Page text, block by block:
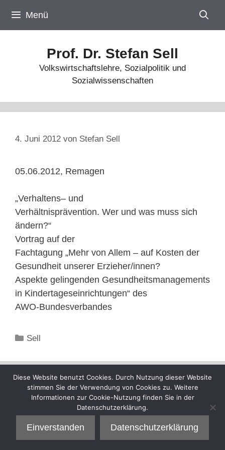
Inhalt
springen
Menü
Prof. Dr. Stefan Sell
Volkswirtschaftslehre, Sozialpolitik und
Sozialwissenschaften
4. Juni 2012 von Stefan Sell
05.06.2012, Remagen
„Verhaltens– und
Verhältnisprävention. Wer und was muss sich
ändern?“
Vortrag auf der
Fachtagung „Mehr von Allem – auf Kosten der
Gesundheit unserer Erzieher/innen?
Aspekte gelingenden Gesundheitsmanagements
in Kindertageseinrichtungen“ des
AWO-Bundesverbandes
Kategorien
Sell
Diese Website benutzt Cookies. Durch Nutzung dieser Website
stimmen Sie der Verwendung von Cookies zu. Weitere
Informationen zur Cookie-Nutzung finden Sie in der
Datenschutzerklärung.
Einverstanden Datenschutzerklärung